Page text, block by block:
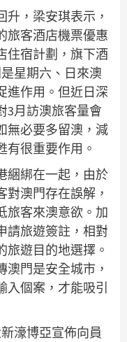
升，梁安琪表示，
旅客酒店機票優惠
住宿計劃，旗下酒
星期六、日來澳
進作用。但近日深
3月訪澳旅客量會
無必要多留澳，減
有很重要作用。
綑綁在一起，由於
澳門存在誤解，
旅客來澳意欲。加
請旅遊簽註，相對
旅遊目的地選擇。
門是安全城市，
個案，才能吸引
濠博亞宣佈向員